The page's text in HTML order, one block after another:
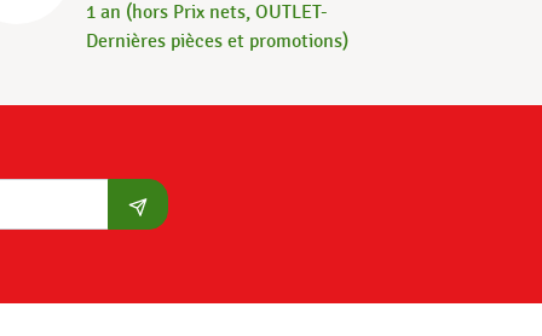
1 an (hors Prix nets, OUTLET-
Dernières pièces et promotions)
S'abonner